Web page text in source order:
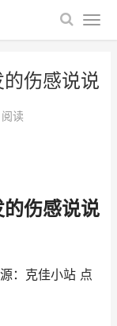
伤感说说
阅读
伤感说说
：克佳小站 点